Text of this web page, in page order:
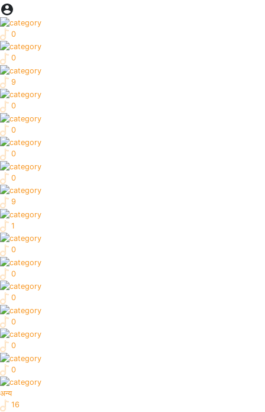
0
0
9
0
0
0
0
9
1
0
0
0
0
0
0
अन्य
16